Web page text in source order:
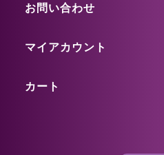
お問い合わせ
マイアカウント
カート